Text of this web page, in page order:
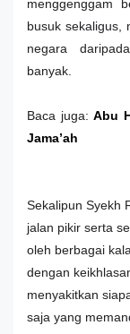
menggenggam
busuk sekaligus,
negara
banyak.
Baca juga: Abu
Jama’ah
Sekalipun Syekh
jalan pikir serta
oleh berbagai
dengan
menyakitkan
saja yang